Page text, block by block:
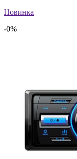
Новинка
-0%